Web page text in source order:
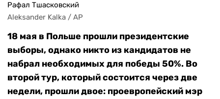
Рафал Тшасковский
Aleksander Kalka / AP
18 мая в Польше прошли президентские
выборы, однако никто из кандидатов не
набрал необходимых для победы 50%. Во
второй тур, который состоится через две
недели, прошли двое: проевропейский мэр